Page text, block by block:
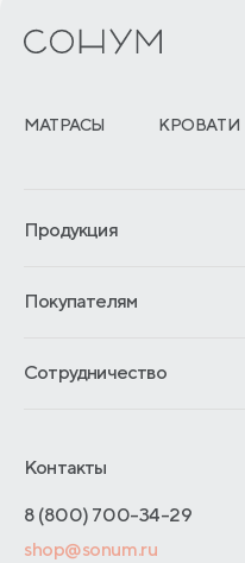
МАТРАСЫ КРОВАТИ
Продукция
Гарантии
Отзывы покупателей
Покупателям
Обмен и возврат
Как оформить заказ
Адреса магазинов
Договор-оферты
Сотрудничество
Отельерам
Оптовые продажи
Контакты
8 (800) 700-34-29
shop@sonum.ru